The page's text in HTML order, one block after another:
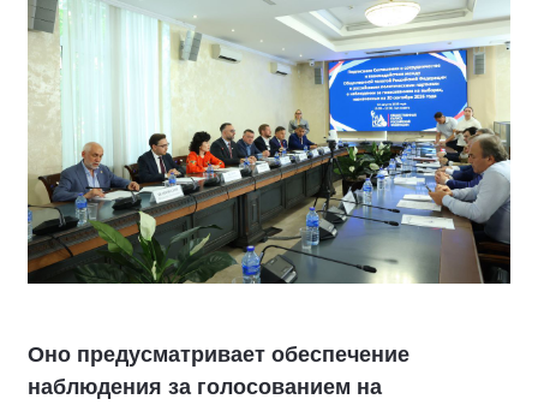
Оно предусматривает обеспечение
наблюдения за голосованием на